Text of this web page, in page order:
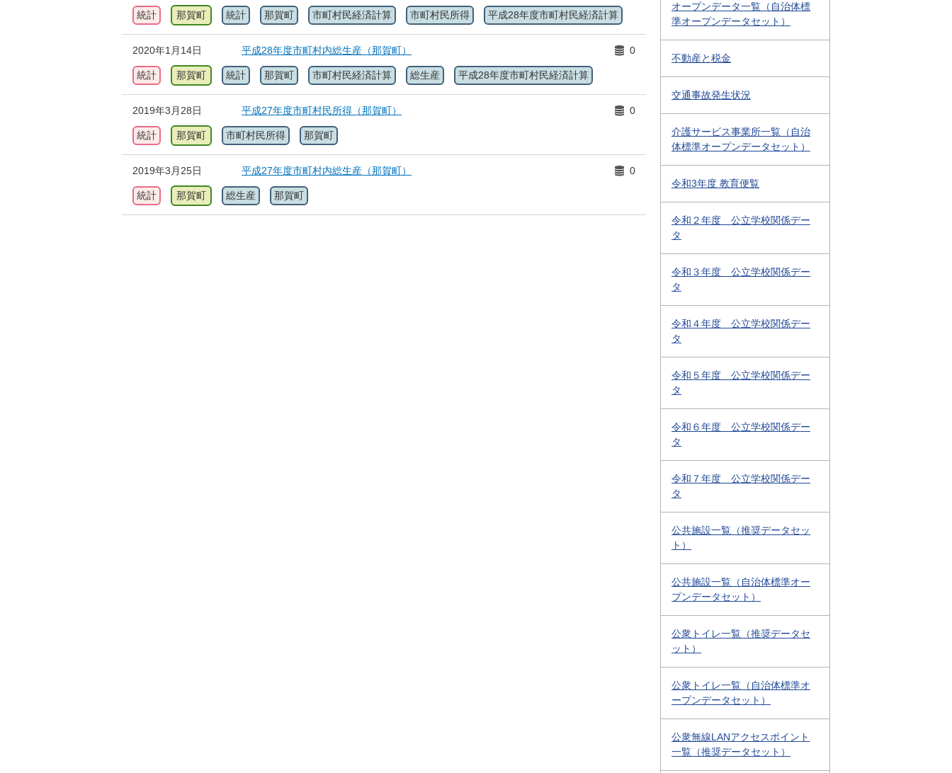
統計 那賀町 統計 那賀町 市町村民経済計算 市町村民所得 平成28年度市町村民経済計算
2020年1月14日 平成28年度市町村内総生産（那賀町） 0
統計 那賀町 統計 那賀町 市町村民経済計算 総生産 平成28年度市町村民経済計算
2019年3月28日 平成27年度市町村民所得（那賀町） 0
統計 那賀町 市町村民所得 那賀町
2019年3月25日 平成27年度市町村内総生産（那賀町） 0
統計 那賀町 総生産 那賀町
オープンデータ一覧（自治体標
準オープンデータセット）
不動産と税金
交通事故発生状況
介護サービス事業所一覧（自治
体標準オープンデータセット）
令和3年度 教育便覧
令和２年度 公立学校関係デー
タ
令和３年度 公立学校関係デー
タ
令和４年度 公立学校関係デー
タ
令和５年度 公立学校関係デー
タ
令和６年度 公立学校関係デー
タ
令和７年度 公立学校関係デー
タ
公共施設一覧（推奨データセッ
ト）
公共施設一覧（自治体標準オー
プンデータセット）
公衆トイレ一覧（推奨データセ
ット）
公衆トイレ一覧（自治体標準オ
ープンデータセット）
公衆無線LANアクセスポイント
一覧（推奨データセット）